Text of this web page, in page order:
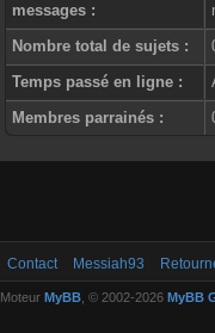
messages :
Nombre total de sujets :
Temps passé en ligne :
Membres parrainés :
Contact Messiah93
Moteur MyBB, © 2002-2026 MyBB